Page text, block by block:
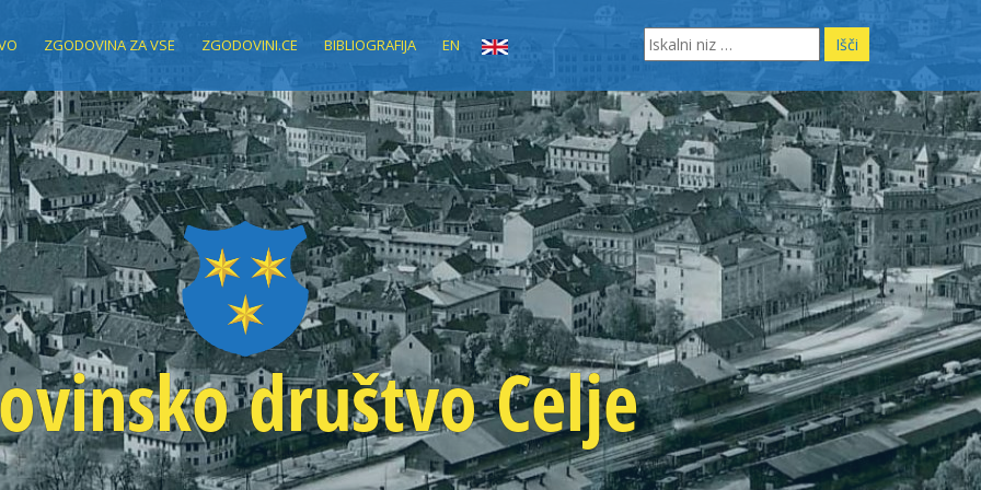
Search
for:
ZGODOVINA ZA VSE ZGODOVINI.CE BIBLIOGRAFIJA EN
društvo Celje